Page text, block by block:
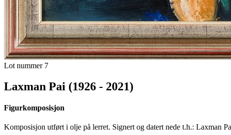
Lot nummer 7
Laxman Pai (1926 - 2021)
Figurkomposisjon
Komposisjon utført i olje på lerret. Signert og datert nede t.h.: Laxman